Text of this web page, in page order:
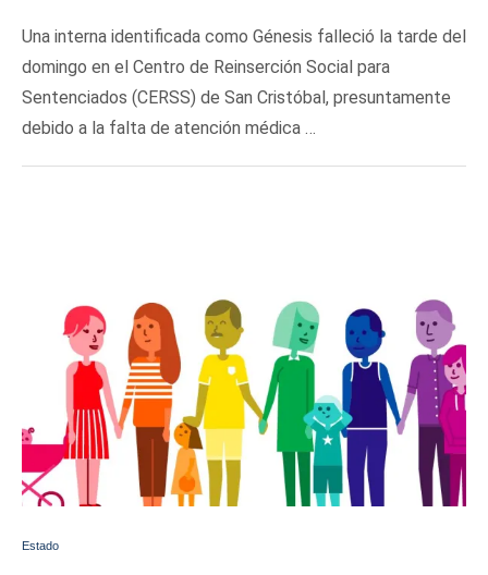
Una interna identificada como Génesis falleció la tarde del
domingo en el Centro de Reinserción Social para
Sentenciados (CERSS) de San Cristóbal, presuntamente
debido a la falta de atención médica …
Estado